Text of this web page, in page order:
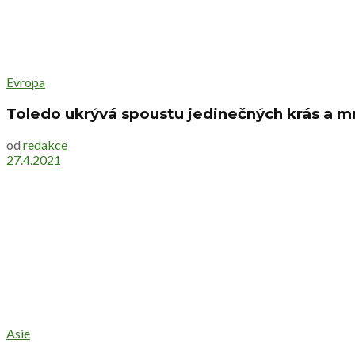
Evropa
Toledo ukrývá spoustu jedinečných krás a
od redakce
27.4.2021
Asie